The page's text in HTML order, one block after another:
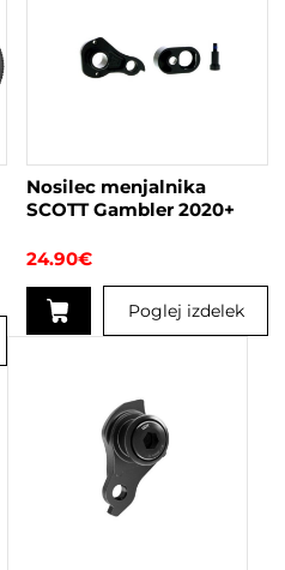
Možnosti
strani
izdelka
Nosilec menjalnika
SCOTT Gambler 2020+
24.90€
Poglej izdelek